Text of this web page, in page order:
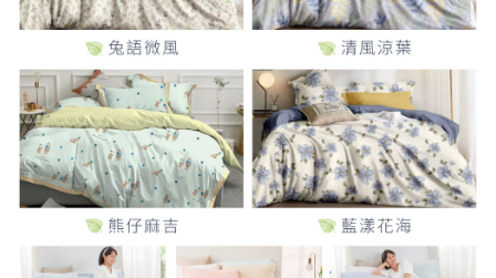
由本公司與您本人進行分期帳單所需資料之確認、核對及更正。
https://oppay.tw/userRule
是否繳費成功／繳費後需取消欲退款等相關疑問，請聯繫「AFTEE先享後付
客戶支援中心」https://netprotections.freshdesk.com/support/home
１．透過由恩沛科技股份有限公司提供之「AFTEE先享後付」服務完成之交
易，需依本服務之必要範圍內提供個人資料，並將交易相關給付款項請求債
權轉讓予恩沛科技股份有限公司。
２．關於個人資料處理事宜，請瀏覽以下網址：
https://aftee.tw/terms/#terms3
３．未成年的使用者請事先徵得法定代理人或監護人之同意方可使用
「AFTEE先享後付」，若未經同意申辦者引起之損失，本公司不負相關責
４．使用「AFTEE先享後付」時，將依據個別帳號之用戶狀況，依本公司即
時審查核予不同之上限額度；若仍有額度不足之情形，本公司將視審查結果
每筆NT$60，滿NT$999(含以上)免運費
付款後7-11取貨
每筆NT$60，滿NT$999(含以上)免運費
新竹貨運
每筆NT$80，滿NT$999(含以上)免運費